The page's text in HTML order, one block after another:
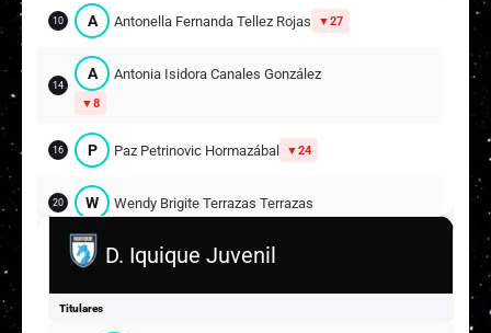
10 A Antonella Fernanda Tellez Rojas 27
14
A Antonia Isidora Canales González
8
16 P Paz Petrinovic Hormazábal 24
20 W Wendy Brigite Terrazas Terrazas
C Catalina Scarlett Rivas Valenzuela
29 T
D. Iquique Juvenil
Titulares